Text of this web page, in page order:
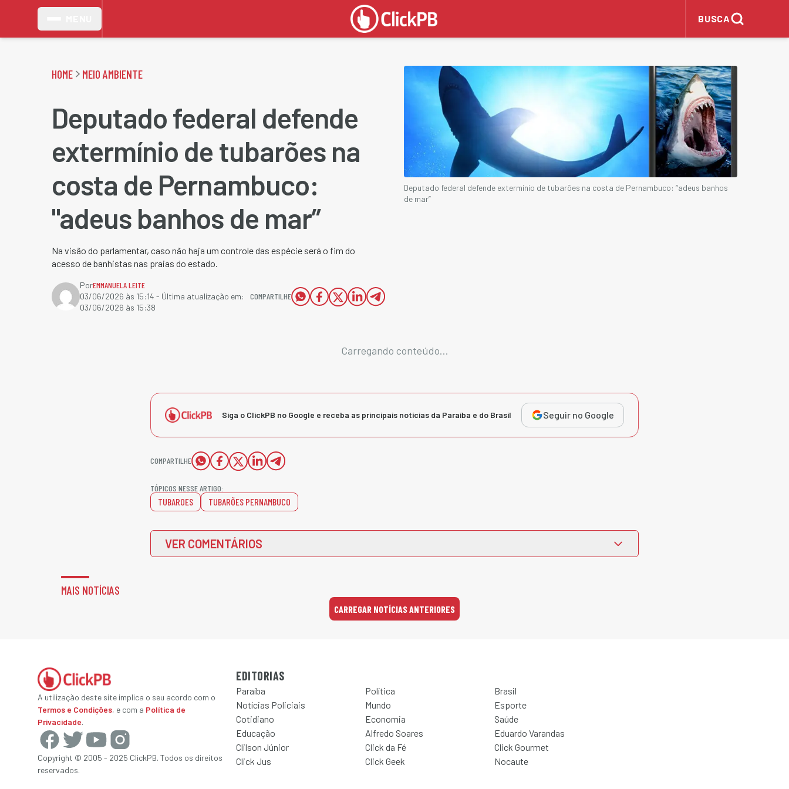
BUSCA
HOME MEIO AMBIENTE
Deputado federal defende
extermínio de tubarões na
costa de Pernambuco:
"adeus banhos de mar”
Na visão do parlamentar, caso não haja um controle das espécie será o fim do
acesso de banhistas nas praias do estado.
PorEMMANUELA LEITE
03/06/2026 às 15:14 - Última atualização em:
03/06/2026 às 15:38
COMPARTILHE
Deputado federal defende extermínio de tubarões na costa de Pernambuco: “adeus banhos
de mar”
Carregando conteúdo...
Siga o ClickPB no Google e receba as principais notícias da Paraíba e do Brasil Seguir no Google
COMPARTILHE
TÓPICOS NESSE ARTIGO:
TUBAROES TUBARÕES PERNAMBUCO
VER COMENTÁRIOS
MAIS NOTÍCIAS
CARREGAR NOTÍCIAS ANTERIORES
A utilização deste site implica o seu acordo com o
Termos e Condições, e com a Política de
Privacidade.
Copyright © 2005 - 2025 ClickPB. Todos os direitos
reservados.
EDITORIAS
Paraíba Política
Brasil
Notícias Policiais
Mundo
Esporte
Cotidiano
Economia
Saúde
Educação
Alfredo Soares
Eduardo Varandas
Clilson Júnior
Click da Fé
Click Gourmet
Click Jus
Click Geek Nocaute